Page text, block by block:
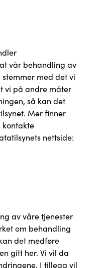
vår behandling av
med det vi
vi på andre måter
så kan det
Mer finner
kontakte
nettside:
av våre tjenester
om behandling
det medføre
gitt her. Vi vil da
I tillegg vil